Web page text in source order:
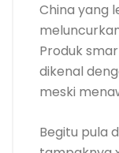
China yang
Produk
dikenal
meski
Begitu pula